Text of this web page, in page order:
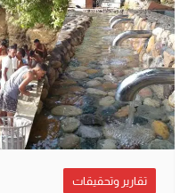
تقارير وتحقيقات